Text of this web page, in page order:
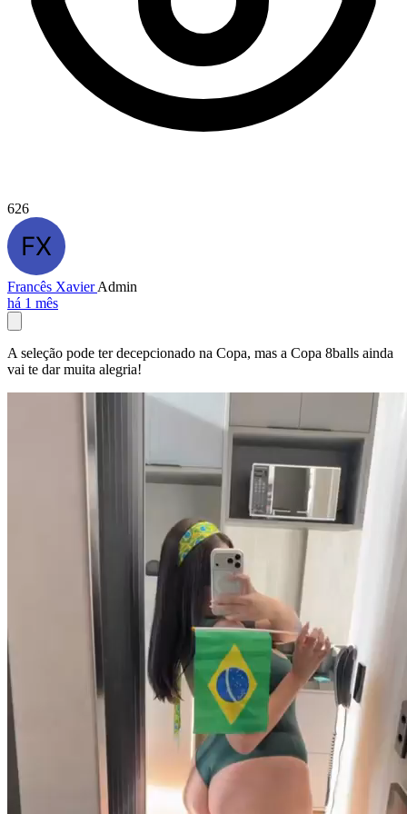
626
Francês XavierAdmin
há 1 mês
A seleção pode ter decepcionado na Copa, mas a Copa 8balls ainda
vai te dar muita alegria!